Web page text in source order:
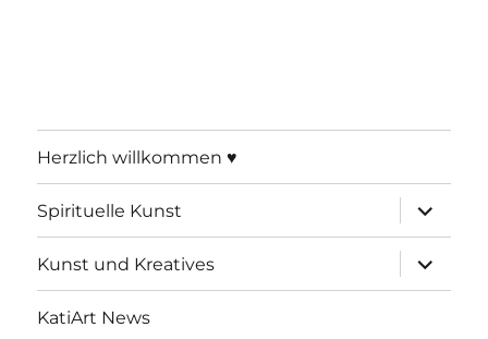
Herzlich willkommen ♥
Spirituelle Kunst
öffnen
Kunst und Kreatives
öffnen
KatiArt News